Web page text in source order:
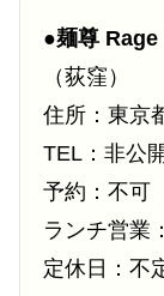
●麺尊 Rage
（荻窪）
住所：東京
TEL：非公
予約：不可
ランチ営業
定休日：不